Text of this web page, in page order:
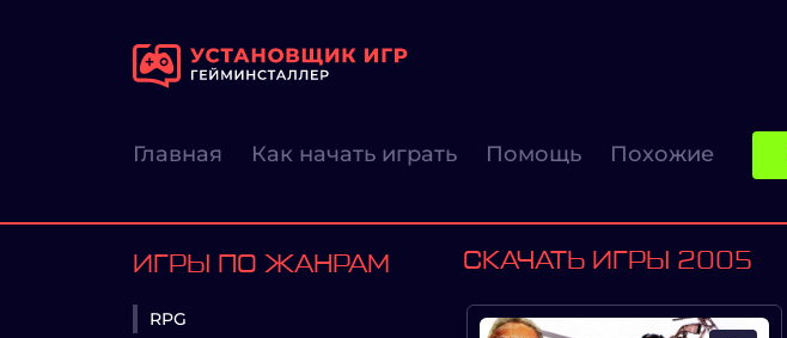
Главная Как начать играть Помощь Похожие
ИГРЫ ПО ЖАНРАМ
RPG
СКАЧАТЬ ИГРЫ 2005